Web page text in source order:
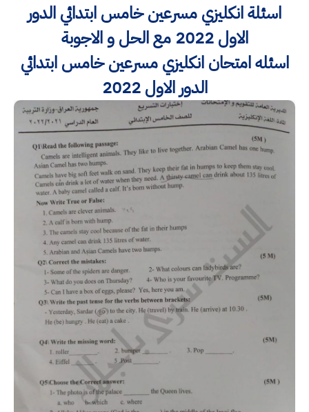
اسئلة انكليزي مسرعين خامس ابتدائي الدور
الاول 2022 مع الحل و الاجوبة
اسئله امتحان انكليزي مسرعين خامس ابتدائي
الدور الاول 2022